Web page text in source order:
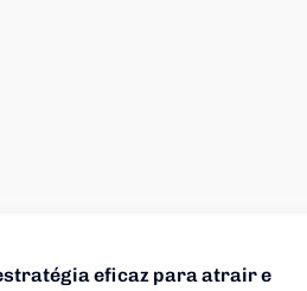
eficaz para atrair e